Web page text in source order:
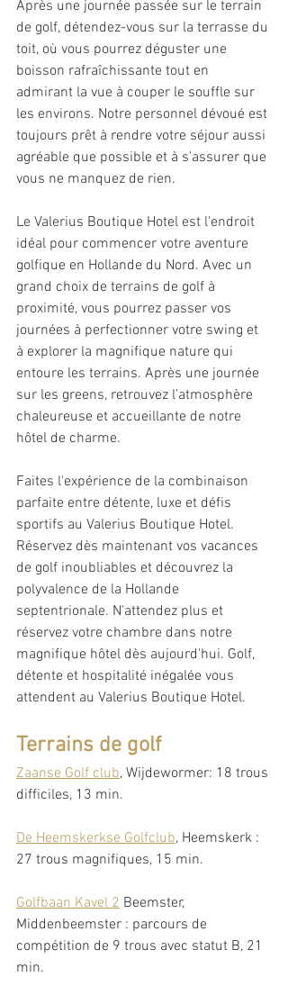
Après une journée passée sur le terrain
de golf, détendez-vous sur la terrasse du
toit, où vous pourrez déguster une
boisson rafraîchissante tout en
admirant la vue à couper le souffle sur
les environs. Notre personnel dévoué est
toujours prêt à rendre votre séjour aussi
agréable que possible et à s'assurer que
vous ne manquez de rien.
Le Valerius Boutique Hotel est l'endroit
idéal pour commencer votre aventure
golfique en Hollande du Nord. Avec un
grand choix de terrains de golf à
proximité, vous pourrez passer vos
journées à perfectionner votre swing et
à explorer la magnifique nature qui
entoure les terrains. Après une journée
sur les greens, retrouvez l'atmosphère
chaleureuse et accueillante de notre
hôtel de charme.
Faites l'expérience de la combinaison
parfaite entre détente, luxe et défis
sportifs au Valerius Boutique Hotel.
Réservez dès maintenant vos vacances
de golf inoubliables et découvrez la
polyvalence de la Hollande
septentrionale. N'attendez plus et
réservez votre chambre dans notre
magnifique hôtel dès aujourd'hui. Golf,
détente et hospitalité inégalée vous
attendent au Valerius Boutique Hotel.
Terrains de golf
Zaanse Golf club, Wijdewormer: 18 trous
difficiles, 13 min.
De Heemskerkse Golfclub, Heemskerk :
27 trous magnifiques, 15 min.
Golfbaan Kavel 2 Beemster,
Middenbeemster : parcours de
compétition de 9 trous avec statut B, 21
min.